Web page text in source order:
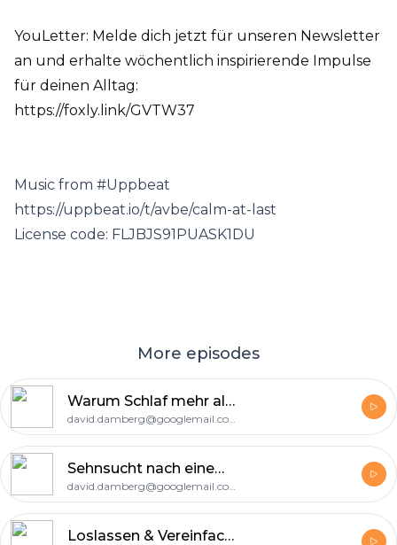
YouLetter: Melde dich jetzt für unseren Newsletter
an und erhalte wöchentlich inspirierende Impulse
für deinen Alltag:
https://foxly.link/GVTW37
Music from #Uppbeat
https://uppbeat.io/t/avbe/calm-at-last
License code: FLJBJS91PUASK1DU
More episodes
Warum Schlaf mehr als nur Erholung ist
david.damberg@googlemail.com
Sehnsucht nach einem anderen Leben?
david.damberg@googlemail.com
Loslassen & Vereinfachen: Der radikale Weg aus deiner Stagnation